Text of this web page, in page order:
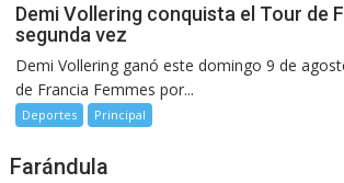
Demi Vollering conquista el Tour de
segunda vez
Demi Vollering ganó este domingo 9 de
de Francia Femmes por...
Deportes Principal
Farándula